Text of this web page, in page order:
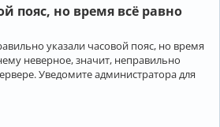
пояс, но время всё равно
указали часовой пояс, но время
неверное, значит, неправильно
Уведомите администратора для